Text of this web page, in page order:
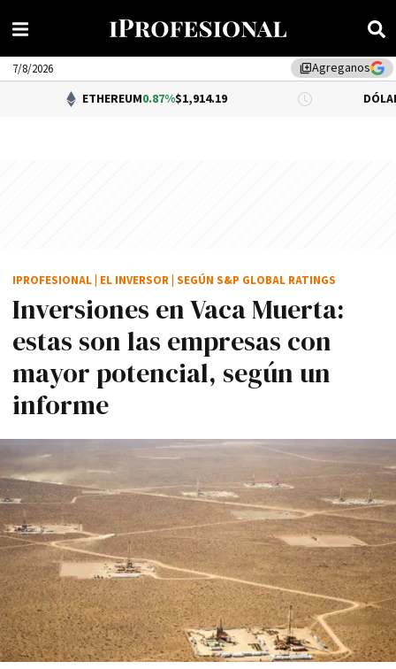
library_addAgreganos
7/8/2026
ETHEREUM0.87%$1,914.19 DÓLAR BNA
Inversiones en Vaca Muerta:
estas son las empresas con
mayor potencial, según un
informe
IPROFESIONAL EL INVERSOR SEGÚN S&P GLOBAL RATINGS